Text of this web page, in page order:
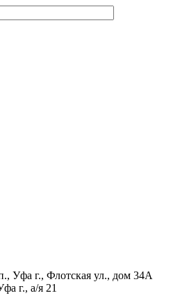
Уфа г., Флотская ул., дом 34А
г., а/я 21